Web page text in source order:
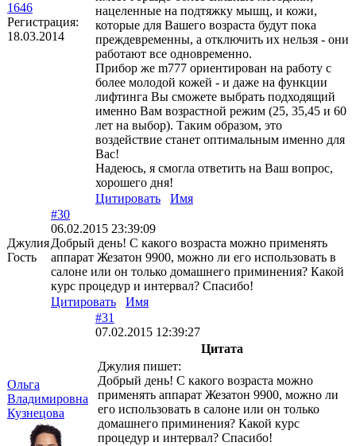
1646
Регистрация:
18.03.2014
нацеленные на подтяжку мышц, и кожи,
которые для Вашего возраста будут пока
преждевременны, а отключить их нельзя - они
работают все одновременно.
Прибор же m777 ориентирован на работу с
более молодой кожей - и даже на функции
лифтинга Вы сможете выбрать подходящий
именно Вам возрастной режим (25, 35,45 и 60
лет на выбор). Таким образом, это
воздействие станет оптимальным именно для
Вас!
Надеюсь, я смогла ответить на Ваш вопрос,
хорошего дня!
Цитировать
Имя
Джулия
Гость
#30
06.02.2015 23:39:09
Добрый день! С какого возраста можно применять
аппарат Жезатон 9900, можно ли его использовать в
салоне или он только домашнего приминения? Какой
курс процедур и интервал? Спасибо!
Цитировать
Имя
Ольга
Владимировна
Кузнецова
#31
07.02.2015 12:39:27
Цитата
Джулия пишет:
Добрый день! С какого возраста можно
применять аппарат Жезатон 9900, можно ли
его использовать в салоне или он только
домашнего приминения? Какой курс
процедур и интервал? Спасибо!